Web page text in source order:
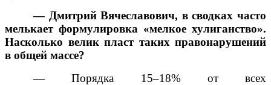
— Дмитрий Вячеславович, в сводках часто
мелькает формулировка «мелкое хулиганство».
Насколько велик пласт таких правонарушений
в общей массе?
— Порядка 15–18% от всех